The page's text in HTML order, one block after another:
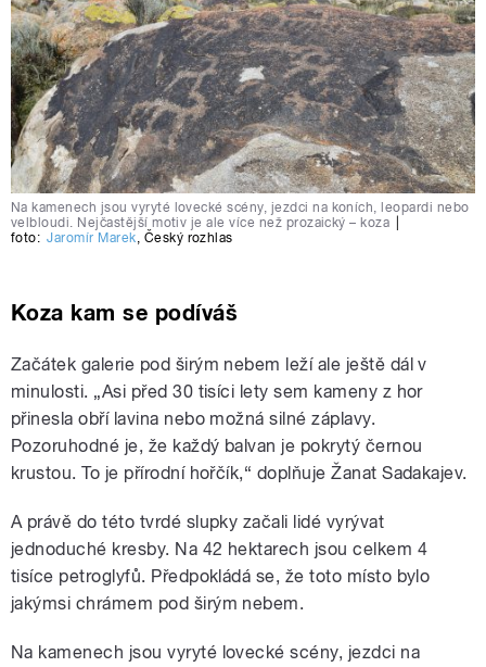
Na kamenech jsou vyryté lovecké scény, jezdci na koních, leopardi nebo
velbloudi. Nejčastější motiv je ale více než prozaický – koza
foto: Jaromír Marek Český rozhlas
Koza kam se podíváš
Začátek galerie pod širým nebem leží ale ještě dál v
minulosti. „Asi před 30 tisíci lety sem kameny z hor
přinesla obří lavina nebo možná silné záplavy.
Pozoruhodné je, že každý balvan je pokrytý černou
krustou. To je přírodní hořčík,“ doplňuje Žanat Sadakajev.
A právě do této tvrdé slupky začali lidé vyrývat
jednoduché kresby. Na 42 hektarech jsou celkem 4
tisíce petroglyfů. Předpokládá se, že toto místo bylo
jakýmsi chrámem pod širým nebem.
Na kamenech jsou vyryté lovecké scény, jezdci na